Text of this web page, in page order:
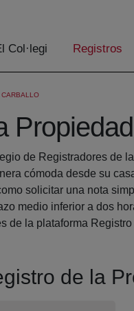
Col·legi Registros
CARBALLO
de Registradores de
cómoda desde su
solicitar una nota
medio inferior a dos
de la plataforma
de la